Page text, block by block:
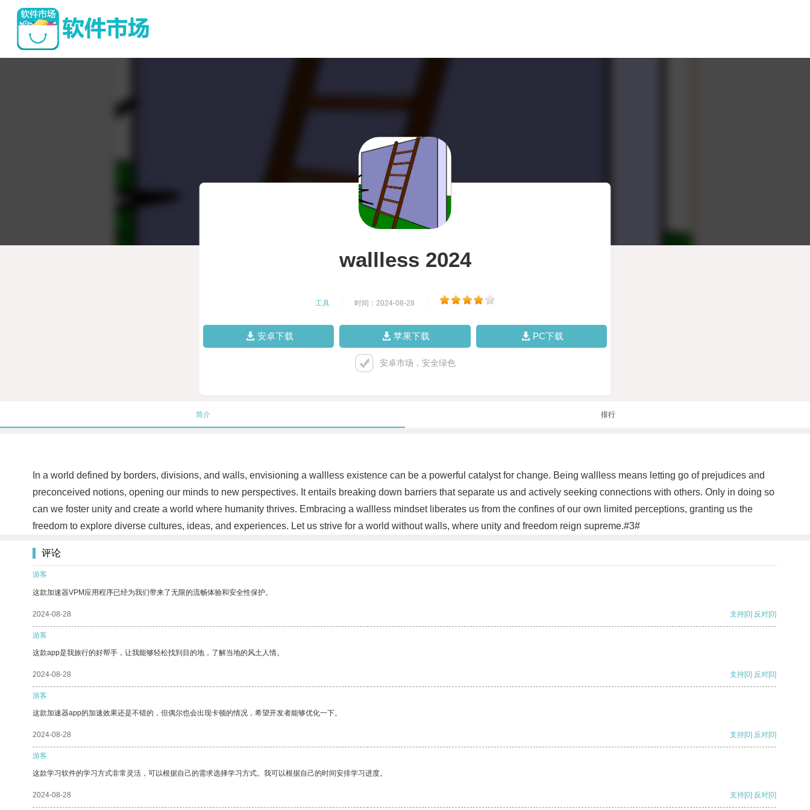
wallless 2024
工具 时间：2024-08-28
安卓下载 苹果下载 PC下载
安卓市场，安全绿色
简介 排行
In a world defined by borders, divisions, and walls, envisioning a wallless existence can be a powerful catalyst for change. Being wallless means letting go of prejudices and
preconceived notions, opening our minds to new perspectives. It entails breaking down barriers that separate us and actively seeking connections with others. Only in doing so
can we foster unity and create a world where humanity thrives. Embracing a wallless mindset liberates us from the confines of our own limited perceptions, granting us the
freedom to explore diverse cultures, ideas, and experiences. Let us strive for a world without walls, where unity and freedom reign supreme.#3#
评论
游客
这款加速器VPM应用程序已经为我们带来了无限的流畅体验和安全性保护。
2024-08-28 支持[0] 反对[0]
游客
这款app是我旅行的好帮手，让我能够轻松找到目的地，了解当地的风土人情。
2024-08-28 支持[0] 反对[0]
游客
这款加速器app的加速效果还是不错的，但偶尔也会出现卡顿的情况，希望开发者能够优化一下。
2024-08-28 支持[0] 反对[0]
游客
这款学习软件的学习方式非常灵活，可以根据自己的需求选择学习方式。我可以根据自己的时间安排学习进度。
2024-08-28 支持[0] 反对[0]